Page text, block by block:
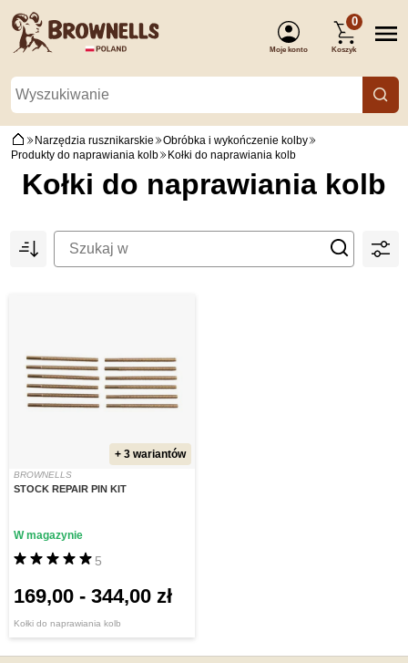
Moje konto
0
Koszyk
Narzędzia rusznikarskie
Obróbka i wykończenie kolby
Produkty do naprawiania kolb
Kołki do naprawiania kolb
Kołki do naprawiania kolb
+ 3 wariantów
BROWNELLS
STOCK REPAIR PIN KIT
Kołki do naprawiania kolb
5
W magazynie
169,00 - 344,00 zł